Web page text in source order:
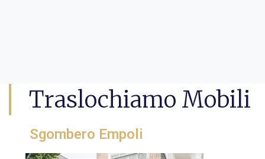
Traslochiamo Mobili
Sgombero Empoli